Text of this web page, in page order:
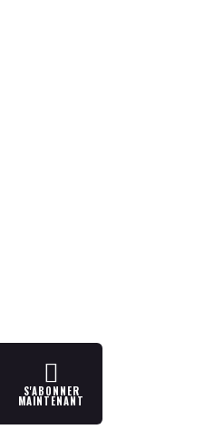
S'ABONNER
MAINTENANT